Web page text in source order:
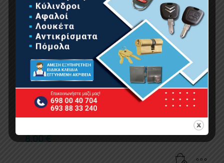
BORMANN BTW4640 Τηλέφωνο Ντους Μπάνιου
8.00€